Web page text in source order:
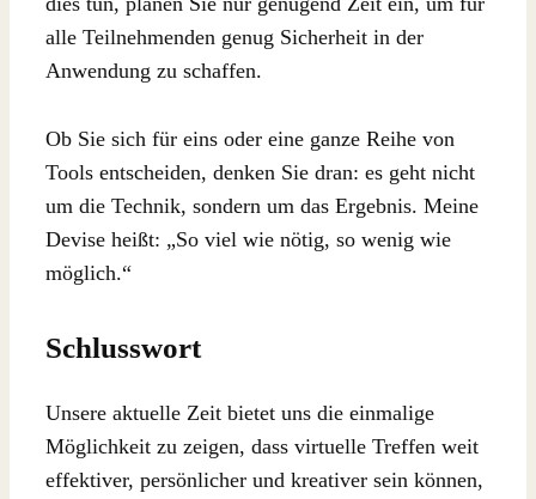
alle Teilnehmenden genug Sicherheit in der
Anwendung zu schaffen.
Ob Sie sich für eins oder eine ganze Reihe von
Tools entscheiden, denken Sie dran: es geht nicht
um die Technik, sondern um das Ergebnis. Meine
Devise heißt: „So viel wie nötig, so wenig wie
möglich.“
Schlusswort
Unsere aktuelle Zeit bietet uns die einmalige
Möglichkeit zu zeigen, dass virtuelle Treffen weit
effektiver, persönlicher und kreativer sein können,